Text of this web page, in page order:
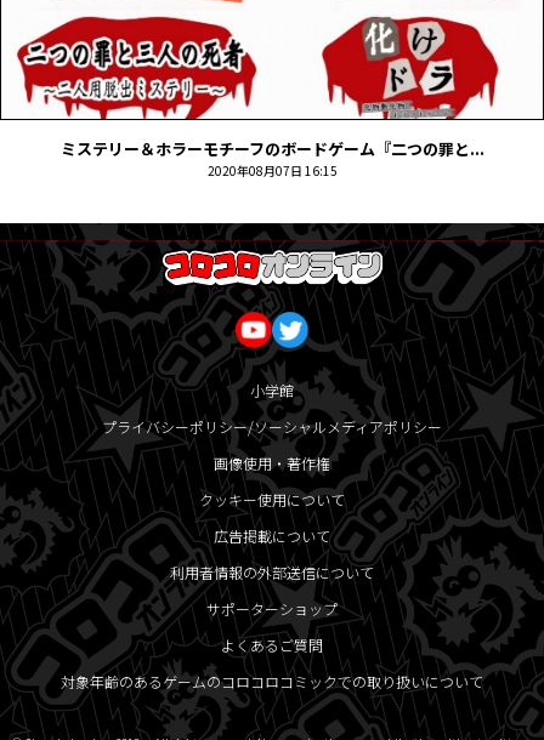
ミステリー＆ホラーモチーフのボードゲーム『二つの罪と...
2020年08月07日 16:15
小学館
プライバシーポリシー/ソーシャルメディアポリシー
画像使用・著作権
クッキー使用について
広告掲載について
利用者情報の外部送信について
サポーターショップ
よくあるご質問
対象年齢のあるゲームのコロコロコミックでの取り扱いについて